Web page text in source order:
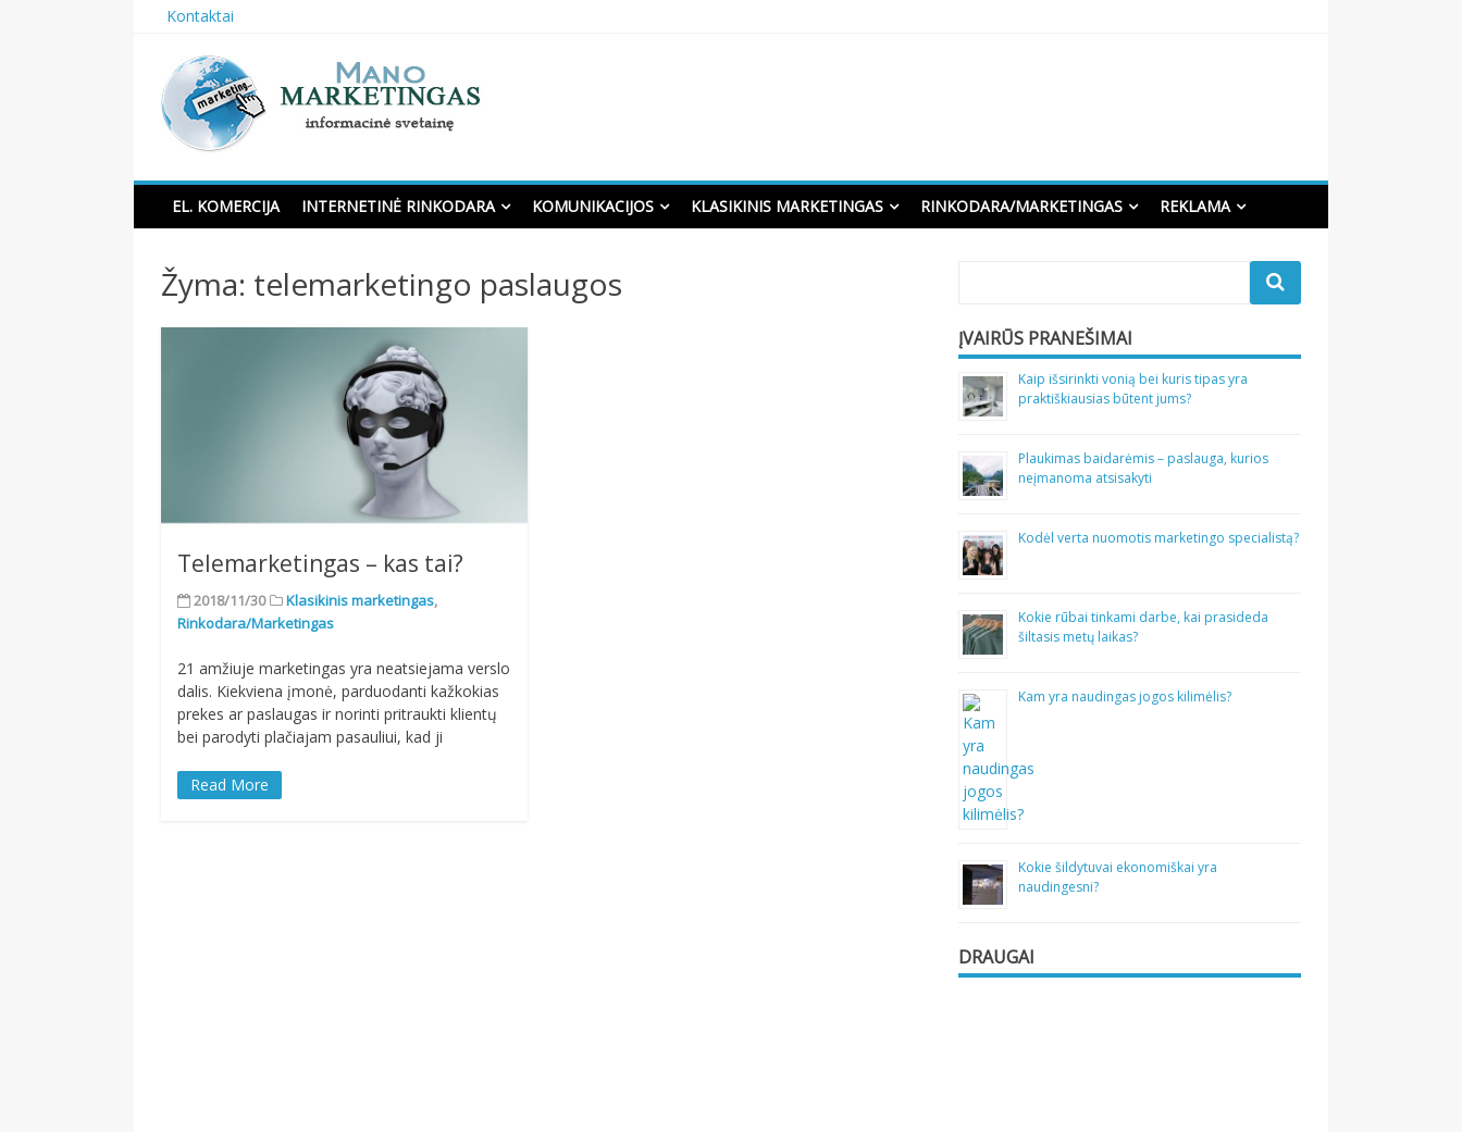
content
Kontaktai
Manomarketingas.lt
EL. KOMERCIJA INTERNETINĖ RINKODARA KOMUNIKACIJOS KLASIKINIS MARKETINGAS RINKODARA/MARKETINGAS REKLAMA
Žyma: telemarketingo paslaugos
Telemarketingas – kas tai?
2018/11/30 Klasikinis marketingas,
Rinkodara/Marketingas
21 amžiuje marketingas yra neatsiejama verslo
dalis. Kiekviena įmonė, parduodanti kažkokias
prekes ar paslaugas ir norinti pritraukti klientų
bei parodyti plačiajam pasauliui, kad ji
Read More
ĮVAIRŪS PRANEŠIMAI
Kaip išsirinkti vonią bei kuris tipas yra
praktiškiausias būtent jums?
Plaukimas baidarėmis – paslauga, kurios
neįmanoma atsisakyti
Kodėl verta nuomotis marketingo specialistą?
Kokie rūbai tinkami darbe, kai prasideda
šiltasis metų laikas?
Kam yra naudingas jogos kilimėlis?
Kokie šildytuvai ekonomiškai yra
naudingesni?
DRAUGAI